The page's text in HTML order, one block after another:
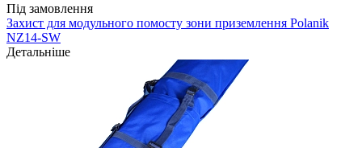
Під замовлення
Захист для модульного помосту зони приземлення Polanik
NZ14-SW
Детальніше